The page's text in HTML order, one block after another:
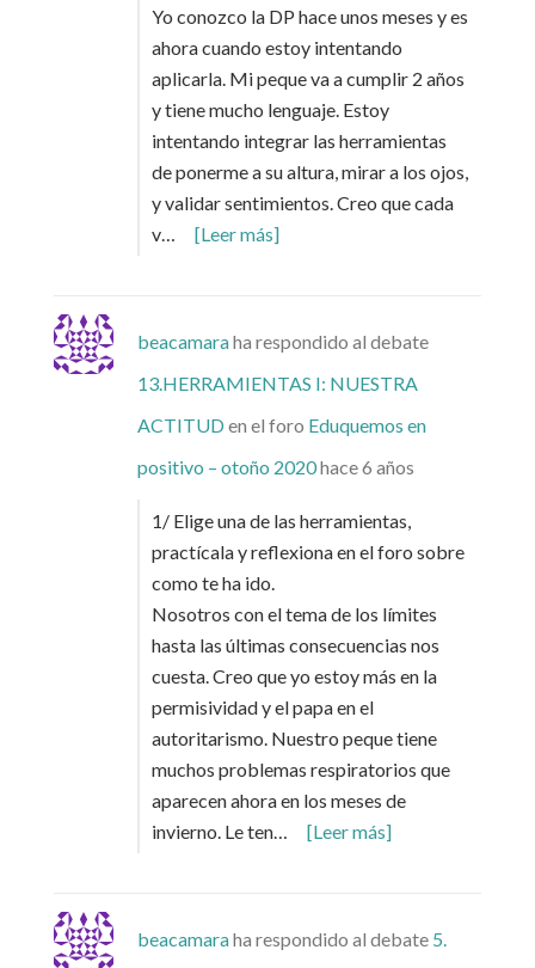
Yo conozco la DP hace unos meses y es
ahora cuando estoy intentando
aplicarla. Mi peque va a cumplir 2 años
y tiene mucho lenguaje. Estoy
intentando integrar las herramientas
de ponerme a su altura, mirar a los ojos,
y validar sentimientos. Creo que cada
v…
[Leer más]
beacamaraha respondido al debate
13.HERRAMIENTAS I: NUESTRA
ACTITUDen el foro Eduquemos en
positivo – otoño 2020hace 6 años
1/ Elige una de las herramientas,
practícala y reflexiona en el foro sobre
como te ha ido.
Nosotros con el tema de los límites
hasta las últimas consecuencias nos
cuesta. Creo que yo estoy más en la
permisividad y el papa en el
autoritarismo. Nuestro peque tiene
muchos problemas respiratorios que
aparecen ahora en los meses de
invierno. Le ten…
[Leer más]
beacamaraha respondido al debate 5.